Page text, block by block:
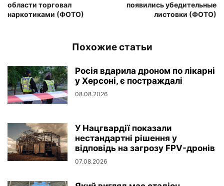
области торговал
наркотиками (ФОТО)
появились убедительные
листовки (ФОТО)
Похожие статьи
Росія вдарила дроном по лікарні
у Херсоні, є постраждалі
08.08.2026
У Нацгвардії показали
нестандартні рішення у
відповідь на загрозу FPV-дронів
07.08.2026